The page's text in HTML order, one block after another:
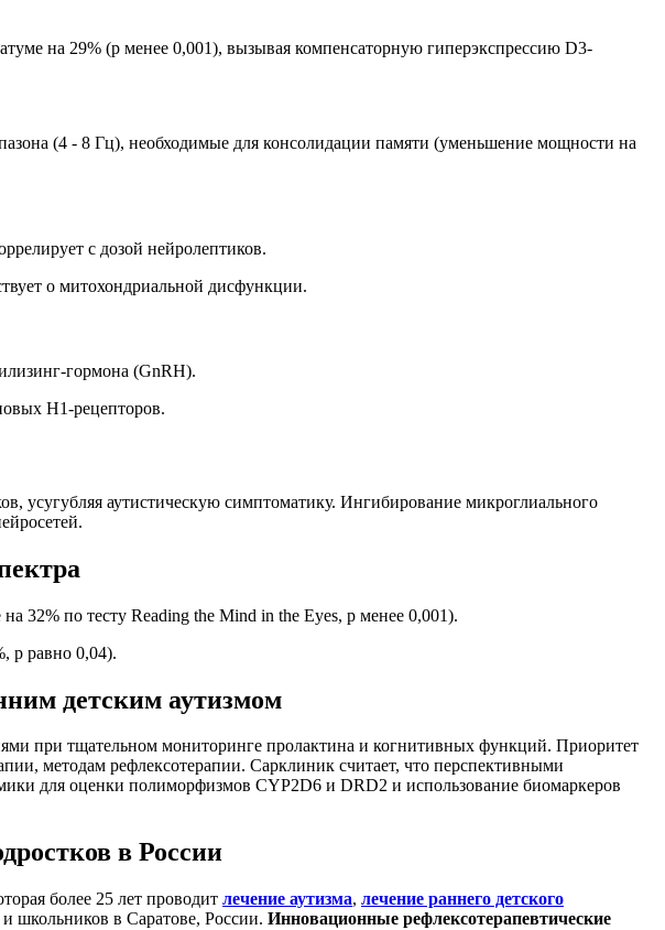
на 29% (p менее 0,001), вызывая компенсаторную гиперэкспрессию D3-
(4 - 8 Гц), необходимые для консолидации памяти (уменьшение мощности на
с дозой нейролептиков.
о митохондриальной дисфункции.
гормона (GnRH).
H1-рецепторов.
усугубляя аутистическую симптоматику. Ингибирование микроглиального
32% по тесту Reading the Mind in the Eyes, p менее 0,001).
p равно 0,04).
детским аутизмом
при тщательном мониторинге пролактина и когнитивных функций. Приоритет
методам рефлексотерапии. Сарклиник считает, что перспективными
для оценки полиморфизмов CYP2D6 и DRD2 и использование биомаркеров
в России
более 25 лет проводит лечение аутизма, лечение раннего детского
школьников в Саратове, России. Инновационные рефлексотерапевтические